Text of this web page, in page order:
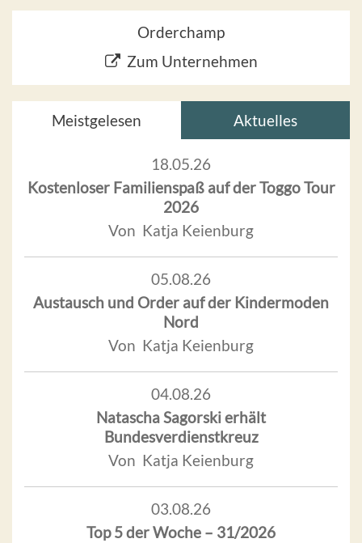
Orderchamp
Zum Unternehmen
Meistgelesen Aktuelles
18.05.26
Kostenloser Familienspaß auf der Toggo Tour
2026
Von Katja Keienburg
05.08.26
Austausch und Order auf der Kindermoden
Nord
Von Katja Keienburg
04.08.26
Natascha Sagorski erhält
Bundesverdienstkreuz
Von Katja Keienburg
03.08.26
Top 5 der Woche – 31/2026